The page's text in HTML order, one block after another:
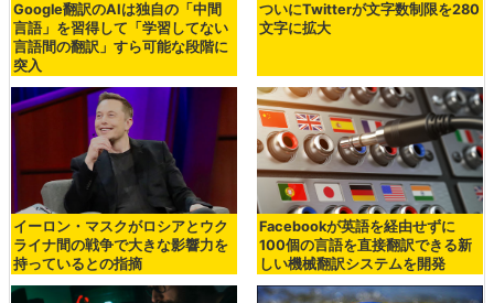
Google翻訳のAIは独自の「中間
言語」を習得して「学習してない
言語間の翻訳」すら可能な段階に
突入
ついにTwitterが文字数制限を280
文字に拡大
イーロン・マスクがロシアとウク
ライナ間の戦争で大きな影響力を
持っているとの指摘
Facebookが英語を経由せずに
100個の言語を直接翻訳できる新
しい機械翻訳システムを開発